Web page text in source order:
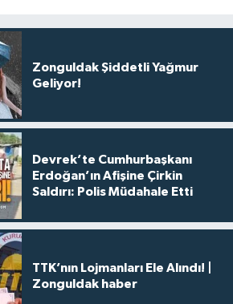
Zonguldak Şiddetli Yağmur
Geliyor!
Devrek’te Cumhurbaşkanı
Erdoğan’ın Afişine Çirkin
Saldırı: Polis Müdahale Etti
TTK’nın Lojmanları Ele Alındı! |
Zonguldak haber